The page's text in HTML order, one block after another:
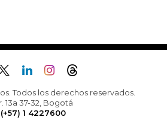
Todos los derechos reservados.
13a 37-32, Bogotá
(+57) 1 4227600